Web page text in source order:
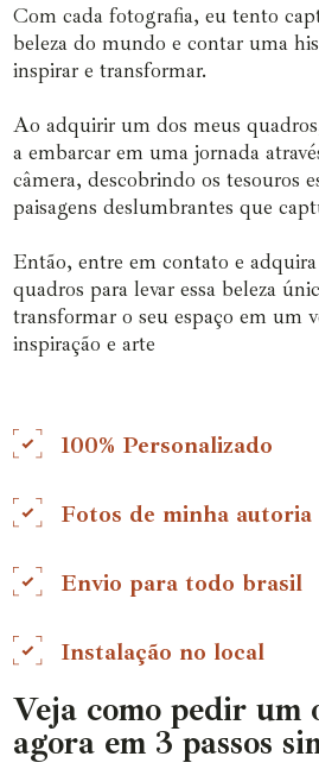
Com cada fotografia, eu tento
beleza do mundo e contar uma
inspirar e transformar.
Ao adquirir um dos meus
a embarcar em uma jornada
câmera, descobrindo os tesouros
paisagens deslumbrantes que
Então, entre em contato e
quadros para levar essa beleza
transformar o seu espaço em um
inspiração e arte
100% Personalizado
Fotos de minha autoria
Envio para todo brasil
Instalação no local
Veja como pedir um
agora em 3 passos